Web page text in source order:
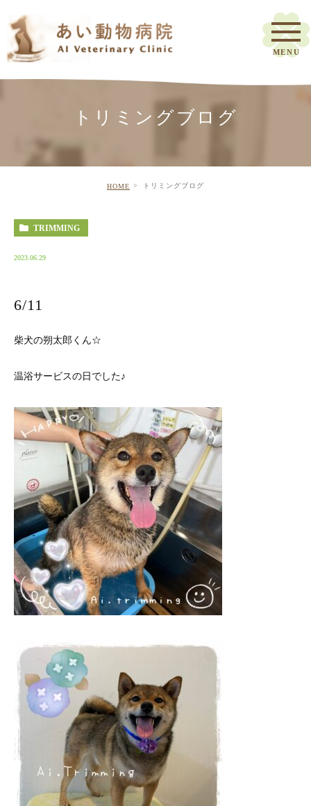
トリミングブログ
HOME トリミングブログ
TRIMMING
2023.06.29
6/11
柴犬の朔太郎くん☆
温浴サービスの日でした♪